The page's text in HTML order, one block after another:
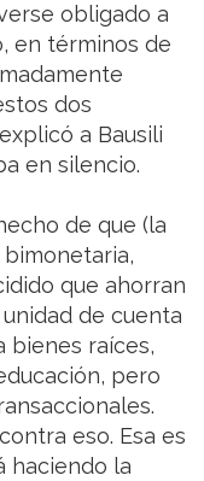
obligado a
en términos de
dos
a Bausili
en silencio.
de que (la
que ahorran
de cuenta
bienes raíces,
pero
eso. Esa es
haciendo la